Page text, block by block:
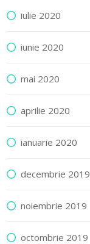
iulie 2020
iunie 2020
mai 2020
aprilie 2020
ianuarie 2020
decembrie 2019
noiembrie 2019
octombrie 2019